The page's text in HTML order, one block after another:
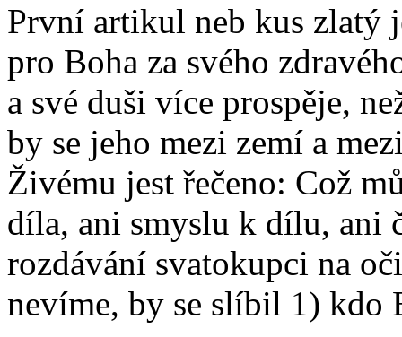
První artikul neb kus zlatý
pro Boha za svého
a své duši více prospěje,
by se jeho mezi zemí a
Živému jest řečeno: Což
díla, ani smyslu k dílu, ani
rozdávání svatokupci na
nevíme, by se slíbil 1) kdo